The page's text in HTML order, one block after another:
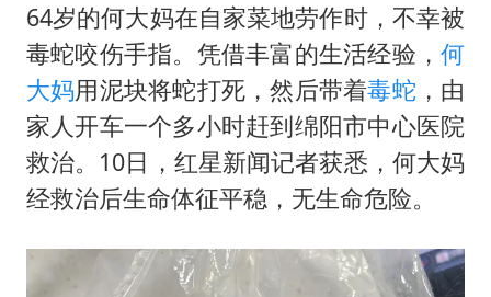
对话重庆地铁吐血女孩
关之琳否认与27岁模特的恋情
村民谈“梅姨”：叫的其实是“媒姨”
中方回应日本广岛核爆81周年
中国五箭齐发反制美国
龚宝冬烈士安葬仪式举行
64岁的何大妈在自家菜地劳作时，不幸被
毒蛇咬伤手指。凭借丰富的生活经验，何
大妈用泥块将蛇打死，然后带着毒蛇 ，由
家人开车一个多小时赶到绵阳市中心医院
救治。10日，红星新闻记者获悉，何大妈
经救治后生命体征平稳，无生命危险。